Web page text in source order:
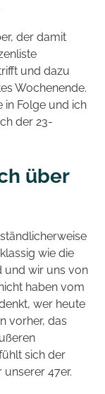
der damit
und dazu
Wochenende.
in Folge und ich
der 23-
über
wie die
und wir uns von
haben vom
wer heute
vorher, das
sich der
unserer 47er.